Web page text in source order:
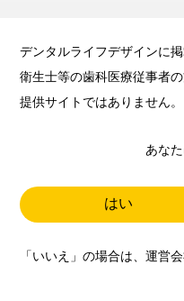
デンタルライフデザインに
衛生士等の歯科医療従事者
提供サイトではありません。
あな
はい
「いいえ」の場合は、運営
メ
師、歯
お届け